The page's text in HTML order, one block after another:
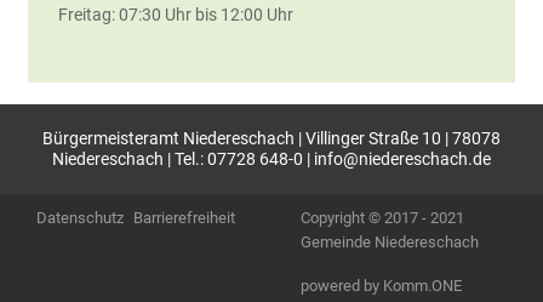
Freitag: 07:30 Uhr bis 12:00 Uhr
Bürgermeisteramt Niedereschach | Villinger Straße 10 | 78078
Niedereschach | Tel.: 07728 648-0 | info@niedereschach.de
Datenschutz Barrierefreiheit
Copyright © 2017 - 2021
Gemeinde Niedereschach
powered by Komm.ONE